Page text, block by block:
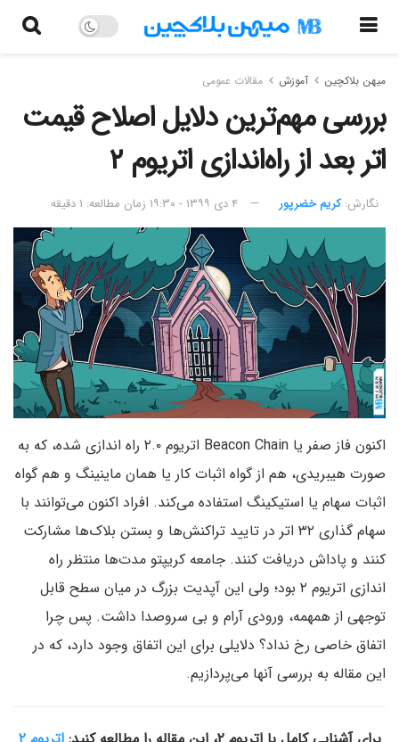
میهن بلاکچین آموزش مقالات عمومی
بررسی مهم‌ترین دلایل اصلاح قیمت
اتر بعد از راه‌اندازی اتریوم ۲
نگارش:‌ کریم خضرپور ۴ دی ۱۳۹۹ - ۱۹:۳۰ زمان مطالعه: ۱ دقیقه
اکنون فاز صفر یا Beacon Chain اتریوم ۲.۰ راه اندازی شده، که به
صورت هیبریدی، هم از گواه اثبات کار یا همان ماینینگ و هم گواه
اثبات سهام یا استیکینگ استفاده می‌کند. افراد اکنون می‌توانند با
سهام گذاری ۳۲ اتر در تایید تراکنش‌ها و بستن بلاک‌ها مشارکت
کنند و پاداش دریافت کنند. جامعه کریپتو مدت‌ها منتظر راه
اندازی اتریوم ۲ بود؛ ولی این آپدیت بزرگ در میان سطح قابل
توجهی از همهمه، ورودی آرام و بی سروصدا داشت. پس چرا
اتفاق خاصی رخ نداد؟ دلایلی برای این اتفاق وجود دارد، که در
این مقاله به بررسی آنها می‌پردازیم.